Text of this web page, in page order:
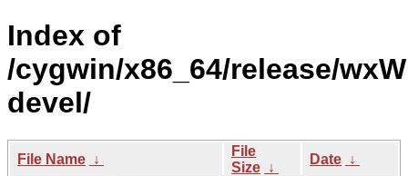
Index of
/cygwin/x86_64/release/
devel/
File Name ↓
File
Size ↓
Date ↓